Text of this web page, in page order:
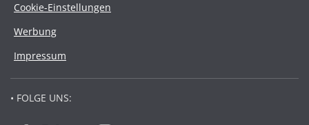
Cookie-Einstellungen
Werbung
Impressum
• FOLGE UNS: